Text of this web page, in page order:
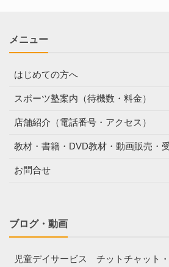
メニュー
はじめての方へ
スポーツ塾案内（待機数・料金）
店舗紹介（電話番号・アクセス）
教材・書籍・DVD教材・動画販売・
お問合せ
ブログ・動画
児童デイサービス チットチャット